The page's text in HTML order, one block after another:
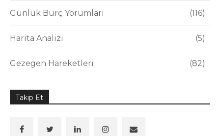
Günlük Burç Yorumları 116
Harita Analizi 5
Gezegen Hareketleri 82
Takip Et